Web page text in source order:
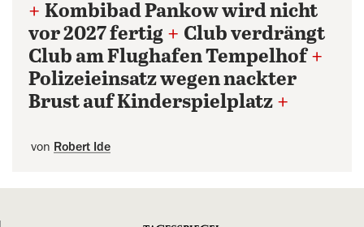
+ Kombibad Pankow wird nicht
vor 2027 fertig + Club verdrängt
Club am Flughafen Tempelhof +
Polizeieinsatz wegen nackter
Brust auf Kinderspielplatz +
von Robert Ide